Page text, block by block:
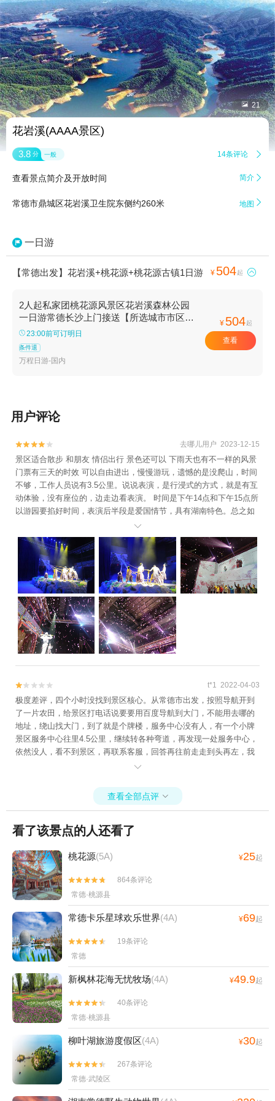
 21
花岩溪(AAAA景区)
3.8 分 一般 14条评论 
查看景点简介及开放时间 简介 
常德市鼎城区花岩溪卫生院东侧约260米 地图 
一日游
【常德出发】花岩溪+桃花源+桃花源古镇1日游 ¥ 504起 
2人起私家团桃花源风景区花岩溪森林公园
一日游常德长沙上门接送【所选城市市区免
费上门接送，方便快捷，省时省力（时间可
微调）】
23:00前可订明日
条件退
万程日游-国内
¥ 504起
查看
用户评论

 去哪儿用户 2023-12-15
景区适合散步 和朋友 情侣出行 景色还可以 下雨天也有不一样的风景
门票有三天的时效 可以自由进出，慢慢游玩，遗憾的是没爬山，时间
不够，工作人员说有3.5公里。说说表演，是行浸式的方式，就是有互
动体验，没有座位的，边走边看表演。 时间是下午14点和下午15点所
以游园要掐好时间，表演后半段是爱国情节，具有湖南特色。总之如


 t*1 2022-04-03
极度差评，四个小时没找到景区核心。从常德市出发，按照导航开到
了一片农田，给景区打电话说要要用百度导航到大门，不能用去哪的
地址，绕山找大门，到了就是个牌楼，服务中心没有人，有一个小牌
景区服务中心往里4.5公里，继续转各种弯道，再发现一处服务中心，
依然没人，看不到景区，再联系客服，回答再往前走走到头再左，我
说怎么这么复杂，客服笑了，说我们就这样。看没有路问周边生活的

查看全部点评 
看了该景点的人还看了
桃花源(5A) ¥25起


864条评论
常德·桃源县
常德卡乐星球欢乐世界(4A) ¥69起


19条评论
常德
新枫林花海无忧牧场(4A) ¥49.9起


40条评论
常德·桃源县
柳叶湖旅游度假区(4A) ¥30起


267条评论
常德·武陵区
